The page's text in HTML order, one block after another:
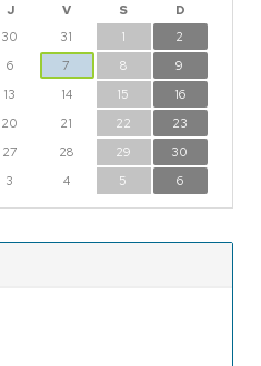
J V S
D
30 31 1
2
6 7 8
9
13 14 15
16
20 21 22
23
27 28 29
30
3 4 5 6